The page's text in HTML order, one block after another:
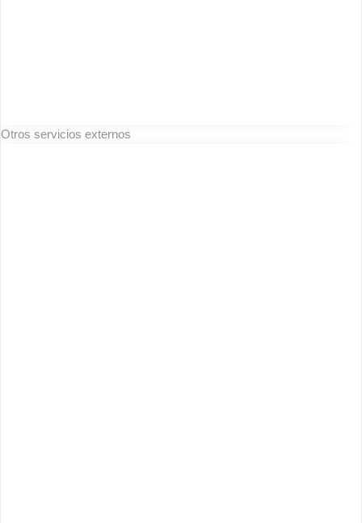
Otros servicios externos